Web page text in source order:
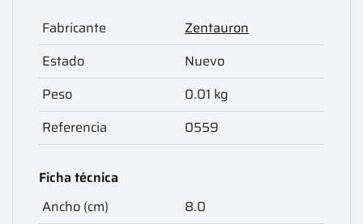
Fabricante
Zentauron
Estado
Nuevo
Peso
0.01 kg
Referencia
0559
Ficha técnica
Ancho (cm)
8.0